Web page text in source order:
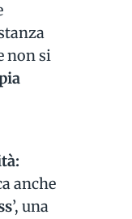
non si
anche
’, una